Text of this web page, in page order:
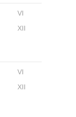
VI
XII
VI
XII